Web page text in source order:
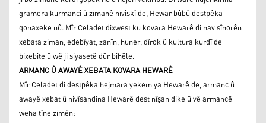
gramera kurmancî û zimanê nivîskî de, Hewar bûbû destpêka
qonaxeke nû. Mîr Celadet dixwest ku kovara Hewarê di nav sînorên
xebata ziman, edebîyat, zanîn, huner, dîrok û kultura kurdî de
bixebite û wê ji siyasetê dûr bihêle.
ARMANC Û AWAYÊ XEBATA KOVARA HEWARÊ
Mîr Celadet di destpêka hejmara yekem ya Hewarê de, armanc û
awayê xebat û nivîsandina Hewarê dest nîşan dike û vê armancê
weha tîne zimên: